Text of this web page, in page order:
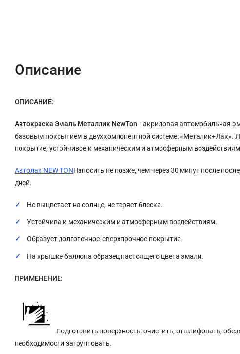
Описание
ОПИСАНИЕ:
Автокраска Эмаль Металлик NewTon– акриловая автомобильная
базовым покрытием в двухкомпонентной системе:
покрытие, устойчивое к механическим и атмосферным
Автолак NEW TONНаносить не позже, чем через 30 минут после
дней.
Не выцветает на солнце, не теряет блеска.
Устойчива к механическим и атмосферным воздействиям.
Образует долговечное, сверхпрочное покрытие.
На крышке баллона образец настоящего цвета эмали.
ПРИМЕНЕНИЕ:
Подготовить поверхность: очистить, отшлифовать,
необходимости загрунтовать.